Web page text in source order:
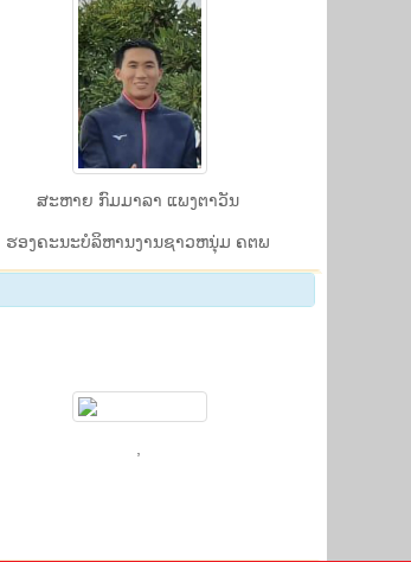
ສະຫາຍ ກົມມາລາ ແພງຕາວັນ
ຮອງຄະນະບໍລິຫານງານຊາວຫນຸ່ມ ຄຕພ